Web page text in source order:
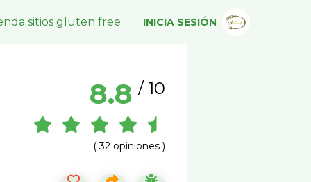
sitios gluten free INICIA SESIÓN
8.8 / 10
( 32 opiniones )